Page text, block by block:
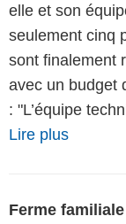
elle et son
seulement cinq
sont finalement
avec un budget
: "L’équipe
Lire plus
Ferme familiale